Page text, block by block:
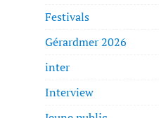
Festivals
Gérardmer 2026
inter
Interview